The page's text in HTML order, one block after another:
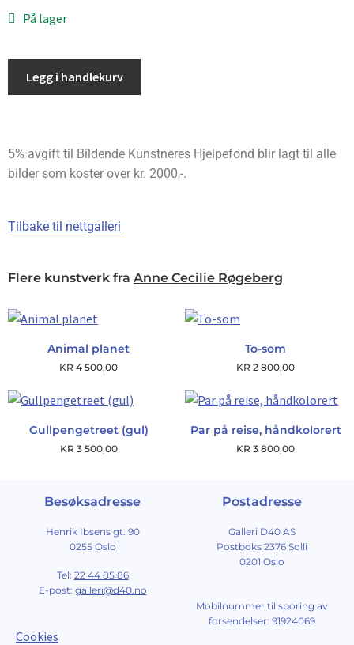
På lager
Legg i handlekurv
5% avgift til Bildende Kunstneres Hjelpefond blir lagt til alle
bilder som koster over kr. 2000,-.
Tilbake til nettgalleri
Flere kunstverk fra Anne Cecilie Røgeberg
Animal planet
KR 4 500,00
To-som
KR 2 800,00
Gullpengetreet (gul)
KR 3 500,00
Par på reise, håndkolorert
KR 3 800,00
Besøksadresse
Henrik Ibsens gt. 90
0255 Oslo
Tel: 22 44 85 86
E-post: galleri@d40.no
Cookies
Postadresse
Galleri D40 AS
Postboks 2376 Solli
0201 Oslo
Mobilnummer til sporing av
forsendelser: 91924069